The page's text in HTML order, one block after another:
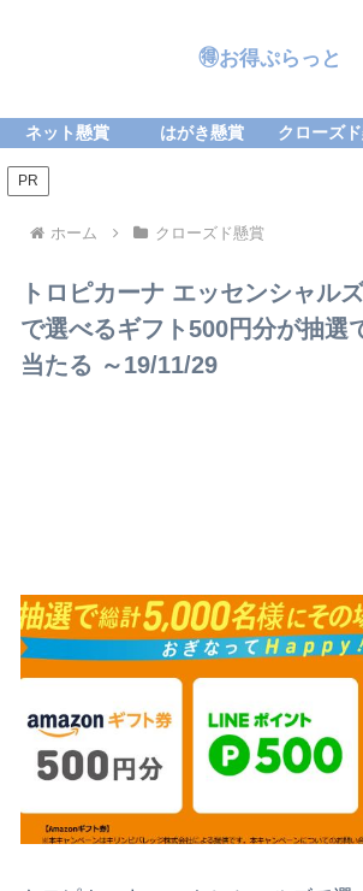
🉐お得ぷらっと
ネット懸賞 はがき懸賞 クローズ
PR
ホーム クローズド懸賞
トロピカーナ エッセンシャル
で選べるギフト500円分が抽選
当たる ～19/11/29